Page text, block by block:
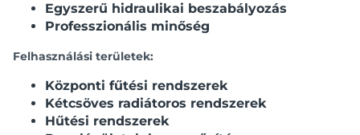
Egyszerű hidraulikai beszabályozás
Professzionális minőség
Felhasználási területek:
Központi fűtési rendszerek
Kétcsöves radiátoros rendszerek
Hűtési rendszerek